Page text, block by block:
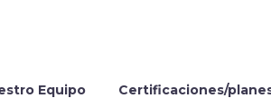
Equipo Certificaciones/